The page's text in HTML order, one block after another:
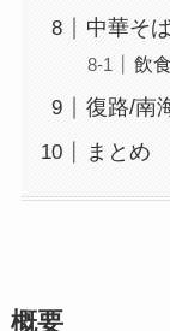
中華そ
飲
復路/南
まとめ
概要